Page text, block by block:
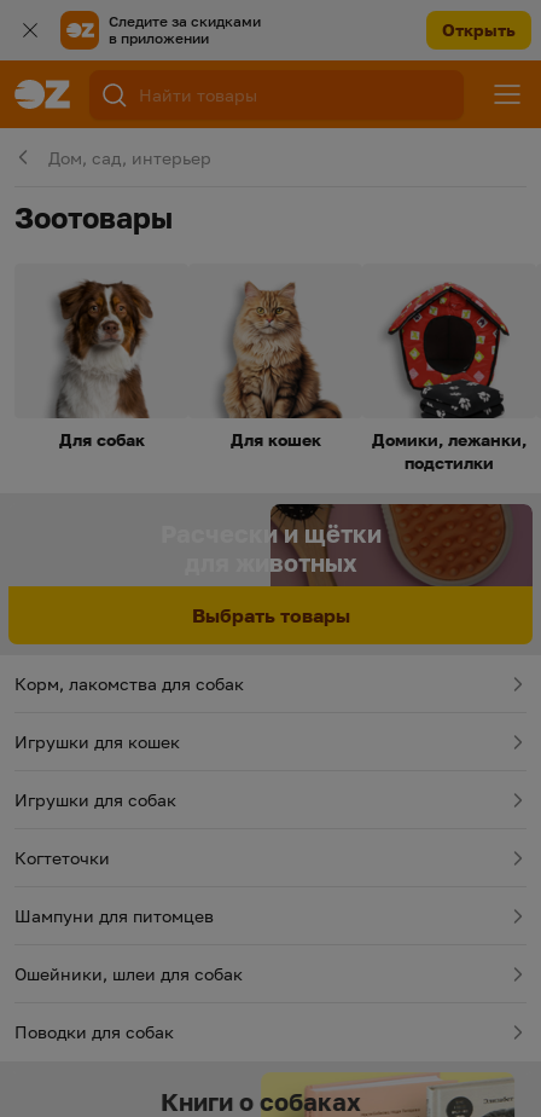
Следите за скидками
в приложении
Открыть
Дом, сад, интерьер
Зоотовары
Для собак Для кошек
Домики, лежанки,
подстилки
Расчески и щётки
для животных
Выбрать товары
Корм, лакомства для собак
Игрушки для кошек
Игрушки для собак
Когтеточки
Шампуни для питомцев
Ошейники, шлеи для собак
Поводки для собак
Книги по ветеринарии
Книги о собаках